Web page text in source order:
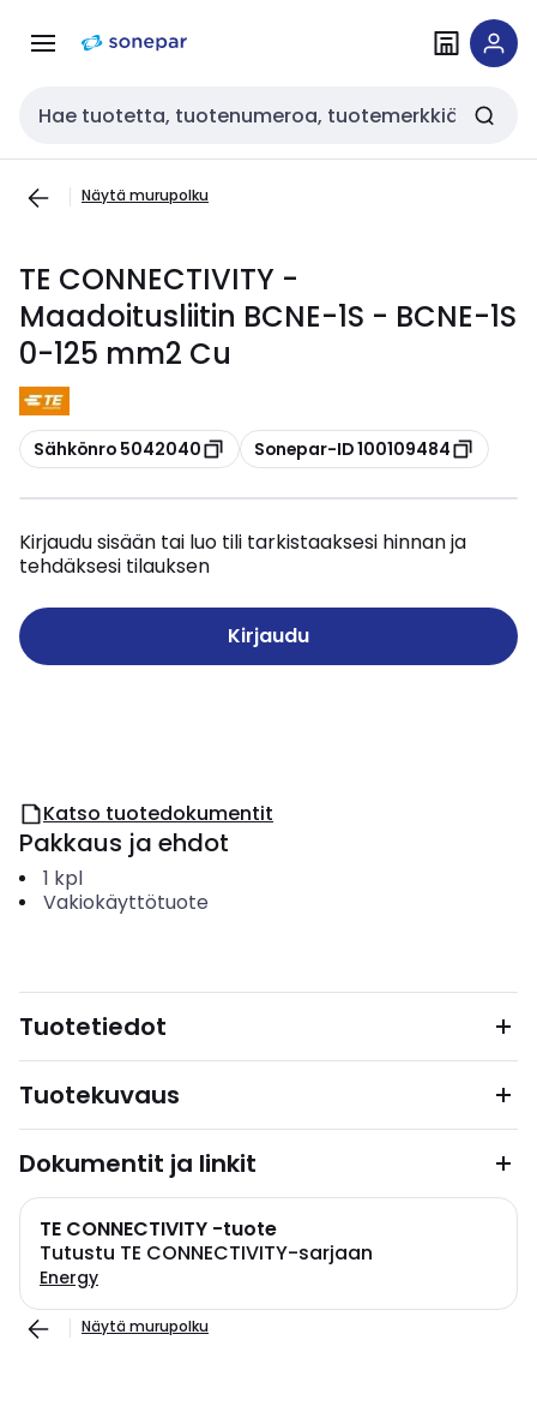
navigointiinsisältöön
Haku
Näytä murupolku
TE CONNECTIVITY -
Maadoitusliitin BCNE-1S - BCNE-1S
0-125 mm2 Cu
Kopioi
Sähkönro 5042040 Kopioi
Sonepar-ID 100109484
Kirjaudu sisään tai luo tili tarkistaaksesi hinnan ja
tehdäksesi tilauksen
Kirjaudu
Katso tuotedokumentit
Pakkaus ja ehdot
1 kpl
Vakiokäyttötuote
Tuotetiedot
Tuotekuvaus
Dokumentit ja linkit
TE CONNECTIVITY -tuote
Tutustu TE CONNECTIVITY-sarjaan
Energy
Näytä murupolku